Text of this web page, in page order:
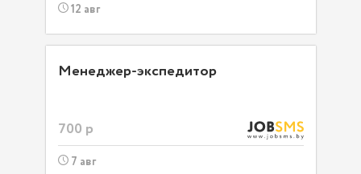
12 авг
Менеджер-экспедитор
700 р
7 авг